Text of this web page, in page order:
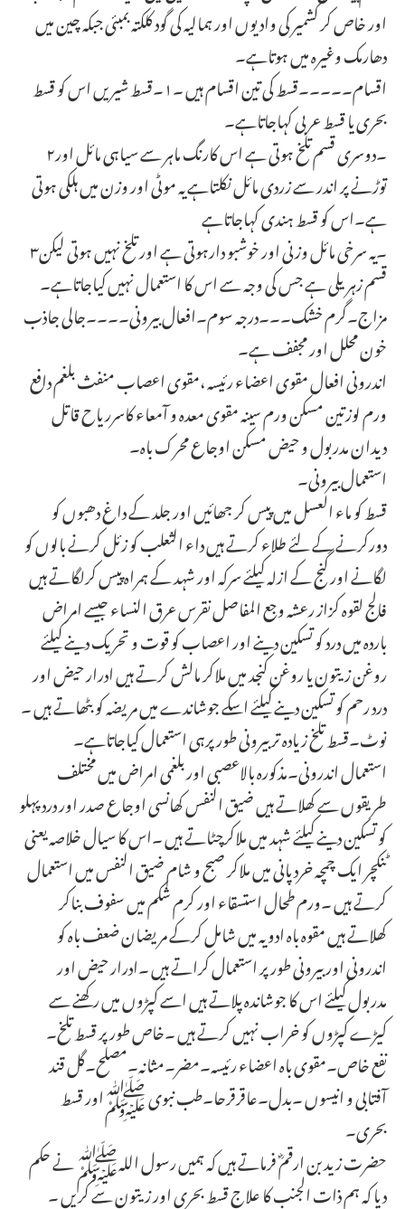
اور خاص کر کشمیر کی وادیوں اور ہمالیہ کی گود کلکتہ بمبئی جبکہ چین میں
دھارمک وغیرہ میں ہوتاہے۔
اقسام۔۔۔۔۔قسط کی تین اقسام ہیں ۔۱۔قسط شیریں اس کو قسط
بحری یا قسط عربی کہاجاتاہے۔
۲۔دوسری قسم تلخ ہوتی ہے اس کارنگ ماہر سے سیاہی مائل اور
توڑنے پر اندر سے زردی مائل نکلتاہے یہ موٹی اور وزن میں ہلکی ہوتی
ہے۔اس کو قسط ہندی کہاجاتاہے
۳۔یہ سرخی مائل وزنی اور خوشبو دارہوتی ہے اور تلخ نہیں ہوتی لیکن
قسم زہریلی ہے جس کی وجہ سے اس کا استعمال نہیں کیاجاتاہے۔
مزاج۔گرم خشک۔۔۔درجہ سوم۔افعال بیرونی۔۔۔۔جالی جاذب
خون محلل اور مجفف ہے۔
اندرونی افعال مقوی اعضاء رئیسہ ،مقوی اعصاب منفث بلغم دافع
ورم لوزتین مسکن ورم سینہ مقوی معدہ و آمعاء کاسرریاح قاتل
دیدان مدربول و حیض مسکن اوجاع محرک باہ۔
استعمال بیرونی۔
قسط کو ماء العسل میں پیس کر جھائیں اور جلد کے داغ دھبوں کو
دورکرنے کے لئے طلاء کرتے ہیں داء الثعلب کو زئل کرنے بالوں کو
لگانے اور گنج کے ازلہ کیلئے سرکہ اور شہد کے ہمراہ پیس کرلگاتے ہیں
فالج لقوہ کزاز رعشہ وجع المفاصل نقرس عرق النساء جیسے امراض
باردہ میں درد کو تسکین دینے اور اعصاب کو قوت و تحریک دینے کیلئے
روغن زیتون یا روغن کنجد میں ملاکر مالش کرتے ہیں ادرار حیض اور
درد رحم کو تسکین دینے کیلئے اسکے جوشاندے میں مریضہ کو بٹھاتے ہیں ۔
نوٹ۔قسط تلخ زیادہ تر بیرونی طور پرہی استعمال کیاجاتاہے۔
استعمال اندرونی۔مذکورہ بالاعصبی اور بلغمی امراض میں مختلف
طریقوں سے کھلاتے ہیں ضیق النفس کھانسی اوجاع صدر اور درد پہلو
کو تسکین دینے کیلئے شہد میں ملاکرچٹاتے ہیں ۔اس کا سیال خلاصہ یعنی
ٹنکچر ایک چمچہ خرد پانی میں ملاکر صبح و شام ضیق النفس میں استعمال
کرتے ہیں ۔ورم طحال استسقاء اور کرم شکم میں سفوف بناکر
کھلاتے ہیں مقوہ باہ ادویہ میں شامل کرکے مریضان ضعف باہ کو
اندرونی اور بیرونی طور پر استعمال کراتے ہیں ۔ادرار حیض اور
مدربول کیلئے اس کا جوشاندہ پلاتے ہیں اسے کپڑوں میں رکھنے سے
کیڑے کپڑوں کو خراب نہیں کرتے ہیں ۔خاص طور پر قسط تلخ۔
نفع خاص۔مقوی باہ اعضاء رئیسہ۔مضر۔مثانہ۔مصلح۔گل قند
آفتابی و انیسوں ۔بدل۔عاقرقرحا۔طب نبوی ﷺاور قسط
بحری۔
حضرت زید بن ارقمؓ فرماتے ہیں کہ ہمیں رسول اللہﷺ نے حکم
دیا کہ ہم ذات الجنب کا علاج قسط بحری اور زیتون سے کریں ۔